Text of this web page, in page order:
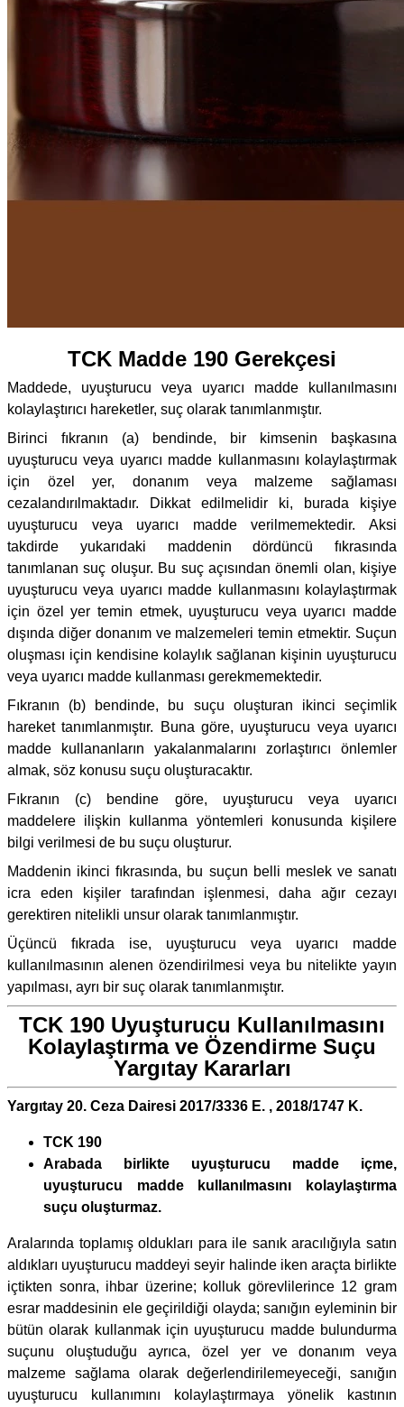
TCK Madde 190 Gerekçesi
Maddede, uyuşturucu veya uyarıcı madde kullanılmasını
kolaylaştırıcı hareketler, suç olarak tanımlanmıştır.
Birinci fıkranın (a) bendinde, bir kimsenin başkasına
uyuşturucu veya uyarıcı madde kullanmasını kolaylaştırmak
için özel yer, donanım veya malzeme sağlaması
cezalandırılmaktadır. Dikkat edilmelidir ki, burada kişiye
uyuşturucu veya uyarıcı madde verilmemektedir. Aksi
takdirde yukarıdaki maddenin dördüncü fıkrasında
tanımlanan suç oluşur. Bu suç açısından önemli olan, kişiye
uyuşturucu veya uyarıcı madde kullanmasını kolaylaştırmak
için özel yer temin etmek, uyuşturucu veya uyarıcı madde
dışında diğer donanım ve malzemeleri temin etmektir. Suçun
oluşması için kendisine kolaylık sağlanan kişinin uyuşturucu
veya uyarıcı madde kullanması gerekmemektedir.
Fıkranın (b) bendinde, bu suçu oluşturan ikinci seçimlik
hareket tanımlanmıştır. Buna göre, uyuşturucu veya uyarıcı
madde kullananların yakalanmalarını zorlaştırıcı önlemler
almak, söz konusu suçu oluşturacaktır.
Fıkranın (c) bendine göre, uyuşturucu veya uyarıcı
maddelere ilişkin kullanma yöntemleri konusunda kişilere
bilgi verilmesi de bu suçu oluşturur.
Maddenin ikinci fıkrasında, bu suçun belli meslek ve sanatı
icra eden kişiler tarafından işlenmesi, daha ağır cezayı
gerektiren nitelikli unsur olarak tanımlanmıştır.
Üçüncü fıkrada ise, uyuşturucu veya uyarıcı madde
kullanılmasının alenen özendirilmesi veya bu nitelikte yayın
yapılması, ayrı bir suç olarak tanımlanmıştır.
TCK 190 Uyuşturucu Kullanılmasını
Kolaylaştırma ve Özendirme Suçu
Yargıtay Kararları
Yargıtay 20. Ceza Dairesi 2017/3336 E. , 2018/1747 K.
TCK 190
Arabada birlikte uyuşturucu madde içme,
uyuşturucu madde kullanılmasını kolaylaştırma
suçu oluşturmaz.
Aralarında toplamış oldukları para ile sanık aracılığıyla satın
aldıkları uyuşturucu maddeyi seyir halinde iken araçta birlikte
içtikten sonra, ihbar üzerine; kolluk görevlilerince 12 gram
esrar maddesinin ele geçirildiği olayda; sanığın eyleminin bir
bütün olarak kullanmak için uyuşturucu madde bulundurma
suçunu oluştuduğu ayrıca, özel yer ve donanım veya
malzeme sağlama olarak değerlendirilemeyeceği, sanığın
uyuşturucu kullanımını kolaylaştırmaya yönelik kastının